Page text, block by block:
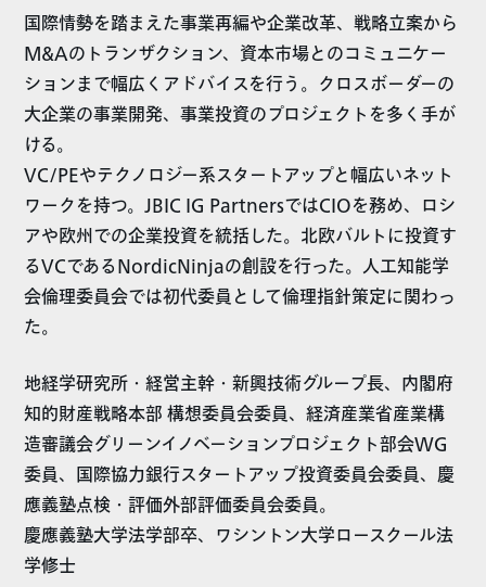
国際情勢を踏まえた事業再編や企業改革、戦略立案から
M&Aのトランザクション、資本市場とのコミュニケー
ションまで幅広くアドバイスを行う。クロスボーダーの
大企業の事業開発、事業投資のプロジェクトを多く手が
ける。
VC/PEやテクノロジー系スタートアップと幅広いネット
ワークを持つ。JBIC IG PartnersではCIOを務め、ロシ
アや欧州での企業投資を統括した。北欧バルトに投資す
るVCであるNordicNinjaの創設を行った。人工知能学
会倫理委員会では初代委員として倫理指針策定に関わっ
た。
地経学研究所・経営主幹・新興技術グループ長、内閣府
知的財産戦略本部 構想委員会委員、経済産業省産業構
造審議会グリーンイノベーションプロジェクト部会WG
委員、国際協力銀行スタートアップ投資委員会委員、慶
應義塾点検・評価外部評価委員会委員。
慶應義塾大学法学部卒、ワシントン大学ロースクール法
学修士